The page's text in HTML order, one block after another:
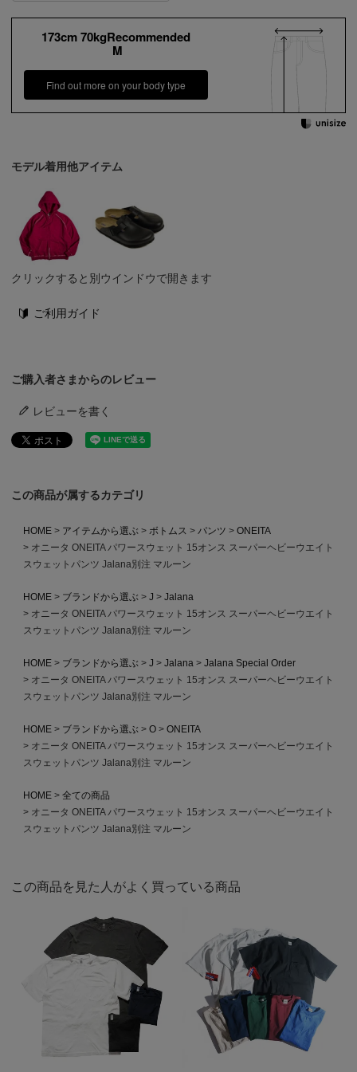
173cm 70kgRecommended
M
Find out more on your body type
モデル着用他アイテム
クリックすると別ウインドウで開きます
ご利用ガイド
ご購入者さまからのレビュー
レビューを書く
この商品が属するカテゴリ
HOME アイテムから選ぶ ボトムス パンツ
ONEITA
オニータ ONEITA パワースウェット 15オンス スーパーヘビーウエイト
スウェットパンツ Jalana別注 マルーン
HOME ブランドから選ぶ J
Jalana
オニータ ONEITA パワースウェット 15オンス スーパーヘビーウエイト
スウェットパンツ Jalana別注 マルーン
HOME ブランドから選ぶ J Jalana
Jalana Special Order
オニータ ONEITA パワースウェット 15オンス スーパーヘビーウエイト
スウェットパンツ Jalana別注 マルーン
HOME ブランドから選ぶ O
ONEITA
オニータ ONEITA パワースウェット 15オンス スーパーヘビーウエイト
スウェットパンツ Jalana別注 マルーン
HOME
全ての商品
オニータ ONEITA パワースウェット 15オンス スーパーヘビーウエイト
スウェットパンツ Jalana別注 マルーン
この商品を見た人がよく買っている商品